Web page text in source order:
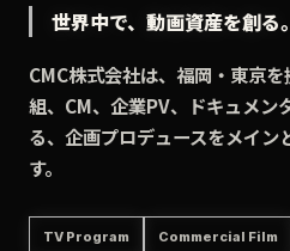
世界中で、動画資産を創る。
CMC株式会社は、福岡・東京
組、CM、企業PV、ドキュメン
る、企画プロデュースをメイン
す。
TV Program Commercial Film